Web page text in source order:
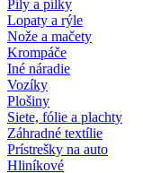
Píly a pílky
Lopaty a rýle
Nože a mačety
Krompáče
Iné náradie
Vozíky
Plošiny
Siete, fólie a plachty
Záhradné textílie
Prístrešky na auto
Hliníkové